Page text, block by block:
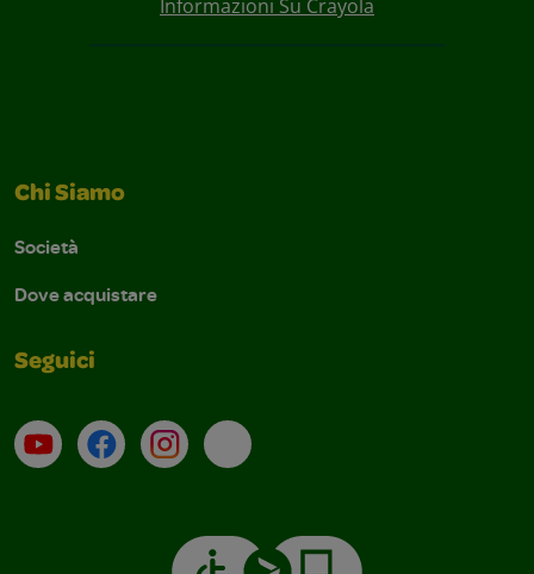
Informazioni Su Crayola
Chi Siamo
Società
Dove acquistare
Seguici
Su YouTube
ContattiProfilo Instagram
Email